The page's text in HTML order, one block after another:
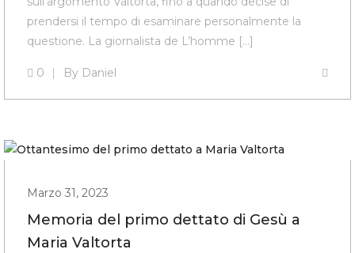
prendersi il tempo di esaminare personalmente la
questione. La giornalista de L’homme […]
0 By Daniel
Marzo 31, 2023
Memoria del primo dettato di Gesù a
Maria Valtorta